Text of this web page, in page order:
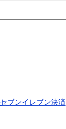
セブンイレブン決済